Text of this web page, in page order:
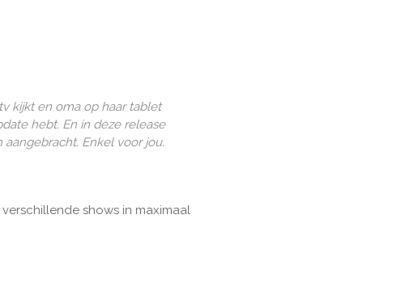
kijkt en oma op haar tablet
hebt. En in deze release
Enkel voor jou.
shows in maximaal